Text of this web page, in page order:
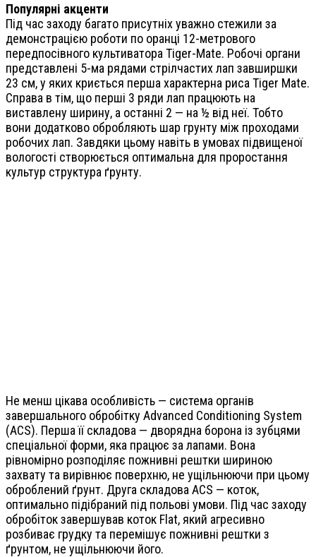
Популярні акценти
Під час заходу багато присутніх уважно стежили за
демонстрацією роботи по оранці 12-метрового
передпосівного культиватора Tiger-Mate. Робочі органи
представлені 5-ма рядами стрілчастих лап завширшки
23 см, у яких криється перша характерна риса Tiger Mate.
Справа в тім, що перші 3 ряди лап працюють на
виставлену ширину, а останні 2 — на ½ від неї. Тобто
вони додатково обробляють шар грунту між проходами
робочих лап. Завдяки цьому навіть в умовах підвищеної
вологості створюється оптимальна для проростання
культур структура ґрунту.
Не менш цікава особливість — система органів
завершального обробітку Advanced Conditioning System
(ACS). Перша її складова — дворядна борона із зубцями
спеціальної форми, яка працює за лапами. Вона
рівномірно розподіляє пожнивні рештки шириною
захвату та вирівнює поверхню, не ущільнюючи при цьому
оброблений ґрунт. Друга складова ACS — коток,
оптимально підібраний під польові умови. Під час заходу
обробіток завершував коток Flat, який агресивно
розбиває грудку та перемішує пожнивні рештки з
ґрунтом, не ущільнюючи його.